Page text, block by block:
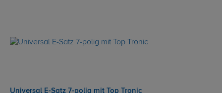
Universal E-Satz 7-polig mit Top Tronic